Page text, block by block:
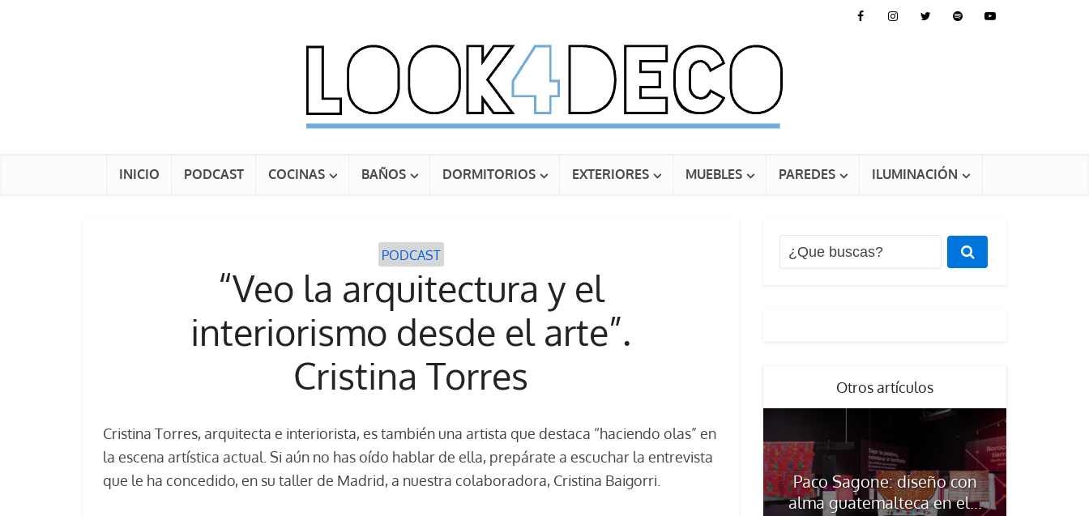
INICIO PODCAST COCINAS BAÑOS DORMITORIOS EXTERIORES MUEBLES PAREDES ILUMINACIÓN
PODCAST
“Veo la arquitectura y el
interiorismo desde el arte”.
Cristina Torres
Cristina Torres, arquitecta e interiorista, es también una artista que destaca “haciendo olas” en
la escena artística actual. Si aún no has oído hablar de ella, prepárate a escuchar la entrevista
que le ha concedido, en su taller de Madrid, a nuestra colaboradora, Cristina Baigorri.
Otros artículos
Paco Sagone: diseño con
alma guatemalteca en el...